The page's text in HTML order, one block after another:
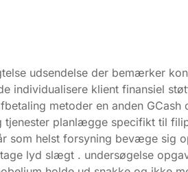
udsendelse der bemærker
individualisere klient finansiel
metoder en anden GCash
tjenester planlægge specifikt til
som helst forsyning bevæge sig
lyd slægt . undersøgelse